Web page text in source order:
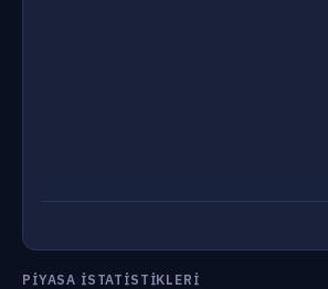
PIYASA İSTATISTIKLERI